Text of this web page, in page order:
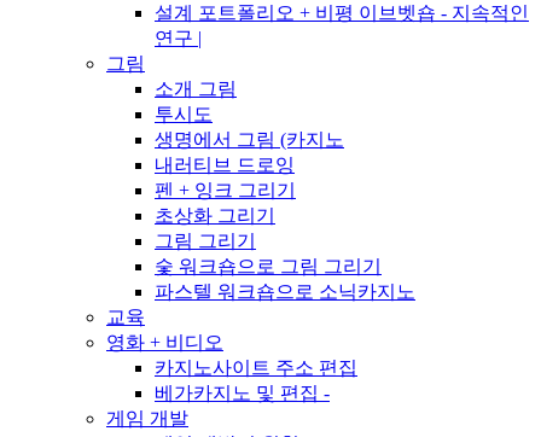
설계 포트폴리오 + 비평 이브벳숍 - 지속적인
연구 |
그림
소개 그림
투시도
생명에서 그림 (카지노
내러티브 드로잉
펜 + 잉크 그리기
초상화 그리기
그림 그리기
숯 워크숍으로 그림 그리기
파스텔 워크숍으로 소닉카지노
교육
영화 + 비디오
카지노사이트 주소 편집
베가카지노 및 편집 -
게임 개발